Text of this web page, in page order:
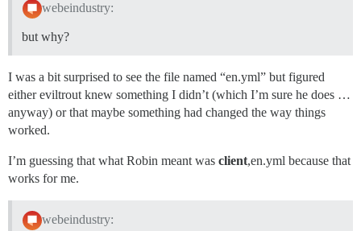
webeindustry:
but why?
I was a bit surprised to see the file named “en.yml” but figured
either eviltrout knew something I didn’t (which I’m sure he does …
anyway) or that maybe something had changed the way things
worked.
I’m guessing that what Robin meant was client,en.yml because that
works for me.
webeindustry: